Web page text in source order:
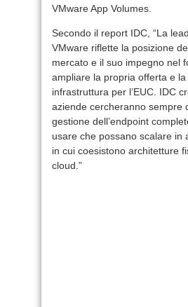
VMware App Volumes.
Secondo il report IDC, “La
VMware riflette la posizione
mercato e il suo impegno nel
ampliare la propria offerta e la
infrastruttura per l’EUC. IDC
aziende cercheranno sempre
gestione dell’endpoint
usare che possano scalare in
in cui coesistono architetture
cloud.”